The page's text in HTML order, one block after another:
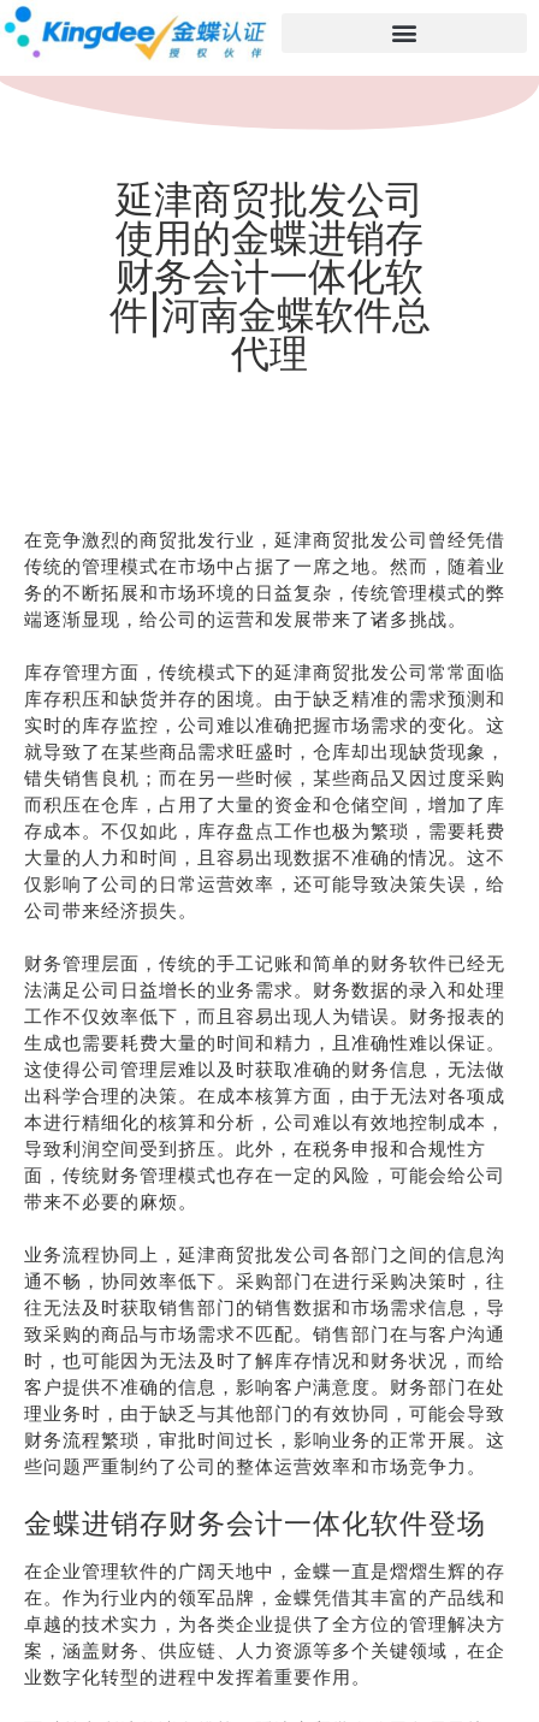
延津商贸批发公司
使用的金蝶进销存
财务会计一体化软
件|河南金蝶软件总
代理
在竞争激烈的商贸批发行业，延津商贸批发公司曾经凭借
传统的管理模式在市场中占据了一席之地。然而，随着业
务的不断拓展和市场环境的日益复杂，传统管理模式的弊
端逐渐显现，给公司的运营和发展带来了诸多挑战。
库存管理方面，传统模式下的延津商贸批发公司常常面临
库存积压和缺货并存的困境。由于缺乏精准的需求预测和
实时的库存监控，公司难以准确把握市场需求的变化。这
就导致了在某些商品需求旺盛时，仓库却出现缺货现象，
错失销售良机；而在另一些时候，某些商品又因过度采购
而积压在仓库，占用了大量的资金和仓储空间，增加了库
存成本。不仅如此，库存盘点工作也极为繁琐，需要耗费
大量的人力和时间，且容易出现数据不准确的情况。这不
仅影响了公司的日常运营效率，还可能导致决策失误，给
公司带来经济损失。
财务管理层面，传统的手工记账和简单的财务软件已经无
法满足公司日益增长的业务需求。财务数据的录入和处理
工作不仅效率低下，而且容易出现人为错误。财务报表的
生成也需要耗费大量的时间和精力，且准确性难以保证。
这使得公司管理层难以及时获取准确的财务信息，无法做
出科学合理的决策。在成本核算方面，由于无法对各项成
本进行精细化的核算和分析，公司难以有效地控制成本，
导致利润空间受到挤压。此外，在税务申报和合规性方
面，传统财务管理模式也存在一定的风险，可能会给公司
带来不必要的麻烦。
业务流程协同上，延津商贸批发公司各部门之间的信息沟
通不畅，协同效率低下。采购部门在进行采购决策时，往
往无法及时获取销售部门的销售数据和市场需求信息，导
致采购的商品与市场需求不匹配。销售部门在与客户沟通
时，也可能因为无法及时了解库存情况和财务状况，而给
客户提供不准确的信息，影响客户满意度。财务部门在处
理业务时，由于缺乏与其他部门的有效协同，可能会导致
财务流程繁琐，审批时间过长，影响业务的正常开展。这
些问题严重制约了公司的整体运营效率和市场竞争力。
金蝶进销存财务会计一体化软件登场
在企业管理软件的广阔天地中，金蝶一直是熠熠生辉的存
在。作为行业内的领军品牌，金蝶凭借其丰富的产品线和
卓越的技术实力，为各类企业提供了全方位的管理解决方
案，涵盖财务、供应链、人力资源等多个关键领域，在企
业数字化转型的进程中发挥着重要作用。